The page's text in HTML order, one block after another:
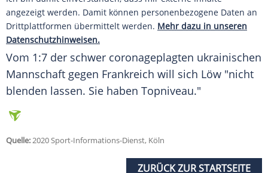
angezeigt werden. Damit können personenbezogene Daten an
Drittplattformen übermittelt werden. Mehr dazu in unseren
Datenschutzhinweisen.
Vom 1:7 der schwer coronageplagten ukrainischen
Mannschaft gegen Frankreich will sich Löw "nicht
blenden lassen. Sie haben Topniveau."
Quelle:2020 Sport-Informations-Dienst, Köln
ZURÜCK ZUR STARTSEITE